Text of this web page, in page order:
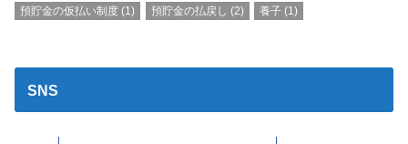
預貯金の仮払い制度 (1) 預貯金の払戻し (2) 養子(1)
SNS